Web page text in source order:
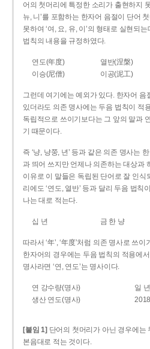
어의 첫머리에 특정한 소리가 출현하지
뉴, 니’를 포함하는 한자어 음절이 단어
못하여 ‘여, 요, 유, 이’의 형태로 실현되
법칙의 내용을 규정하였다.
연도(年度) 열반(涅槃)
이승(尼僧)
이공(泥工)
그런데 여기에는 예외가 있다. 한자어 음
있더라도 의존 명사에는 두음 법칙이 적
독립적으로 쓰이기보다는 그 앞의 말과
기 때문이다.
즉 ‘냥, 냥쭝, 년’ 등과 같은 의존 명사는
과 띄어 쓰지만 언제나 의존하는 대상과
이유로 이 말들은 독립된 단어로 잘 인식
리에도 ‘연도, 열반’ 등과 달리 두음 법칙
나는 대로 적는다.
십 년 금 한 냥
따라서 ‘年’, ‘年度’처럼 의존 명사로 쓰
한자어의 경우에는 두음 법칙의 적용에
명사라면 ‘연, 연도’는 명사이다.
연 강수량(명사)
일
생산 연도(명사)
[붙임 1] 단어의 첫머리가 아닌 경우에는
본음대로 적는 것이다.